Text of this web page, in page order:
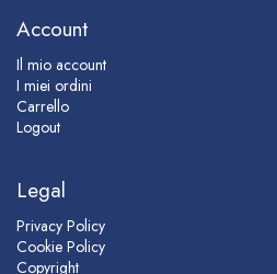
Account
Il mio account
I miei ordini
Carrello
Logout
Legal
Privacy Policy
Cookie Policy
Copyright